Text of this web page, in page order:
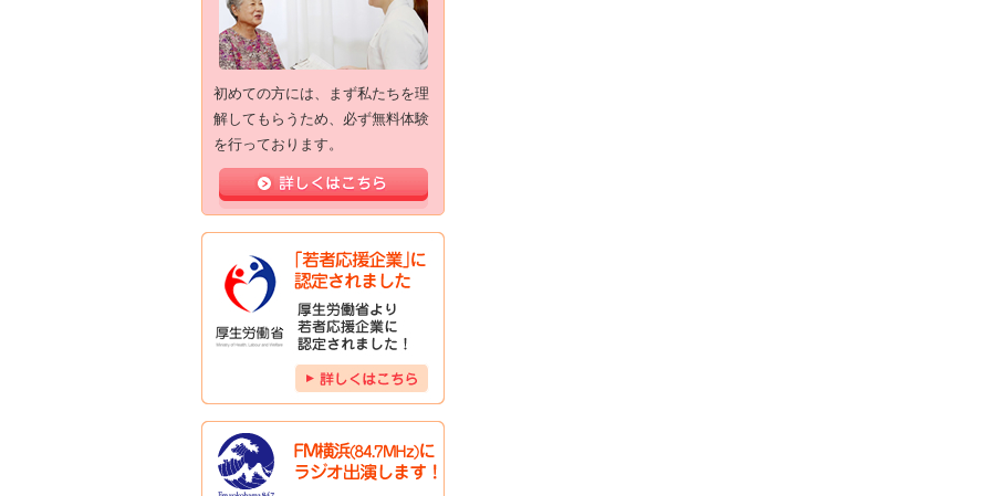
初めての方には、まず私たちを理
解してもらうため、必ず無料体験
を行っております。